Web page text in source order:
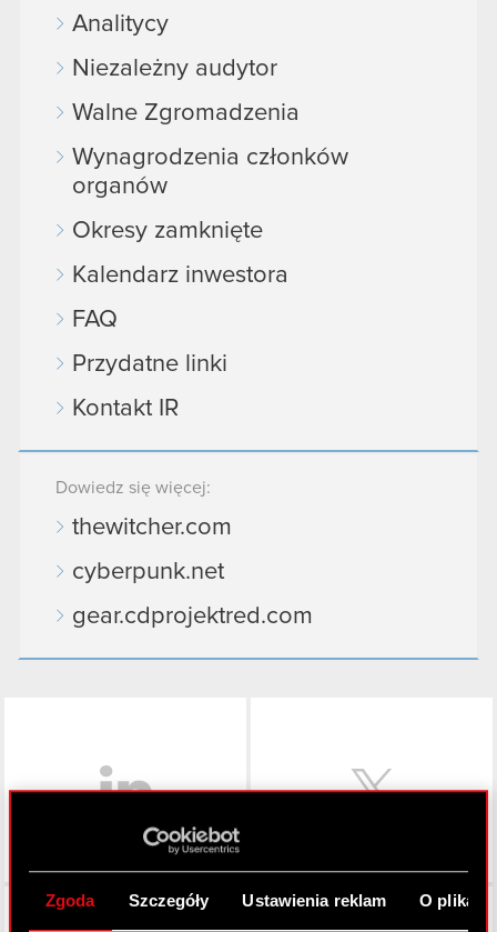
Zgoda Szczegóły Ustawienia reklam O
Analitycy
Niezależny audytor
Walne Zgromadzenia
Wynagrodzenia członków
organów
Okresy zamknięte
Kalendarz inwestora
FAQ
Przydatne linki
Kontakt IR
Dowiedz się więcej:
thewitcher.com
cyberpunk.net
gear.cdprojektred.com
Facebook